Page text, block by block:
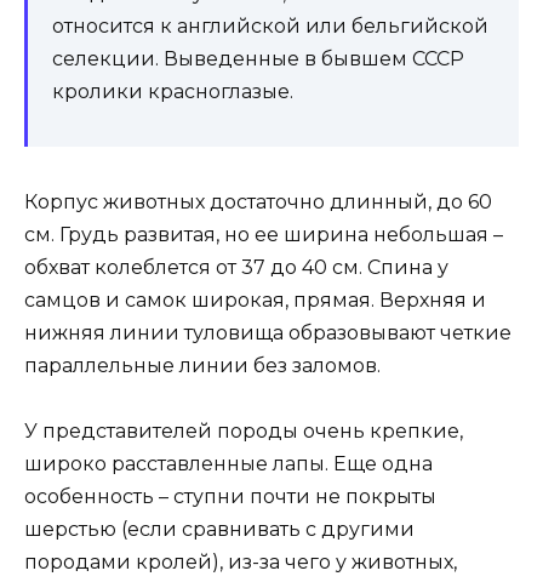
относится к английской или бельгийской
селекции. Выведенные в бывшем СССР
кролики красноглазые.
Корпус животных достаточно длинный, до 60
см. Грудь развитая, но ее ширина небольшая –
обхват колеблется от 37 до 40 см. Спина у
самцов и самок широкая, прямая. Верхняя и
нижняя линии туловища образовывают четкие
параллельные линии без заломов.
У представителей породы очень крепкие,
широко расставленные лапы. Еще одна
особенность – ступни почти не покрыты
шерстью (если сравнивать с другими
породами кролей), из-за чего у животных,